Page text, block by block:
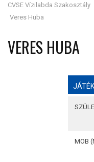
CVSE Vízilabda Szakosztály
Veres Huba
VERES HUBA
MOB